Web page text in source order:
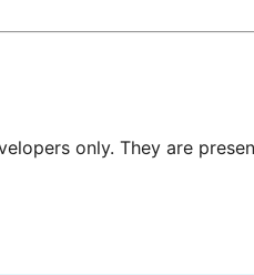
only. They are